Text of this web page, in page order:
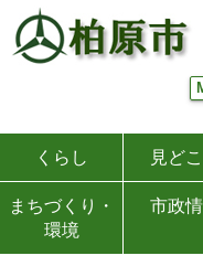
くらし 見ど
まちづくり・
環境
市政